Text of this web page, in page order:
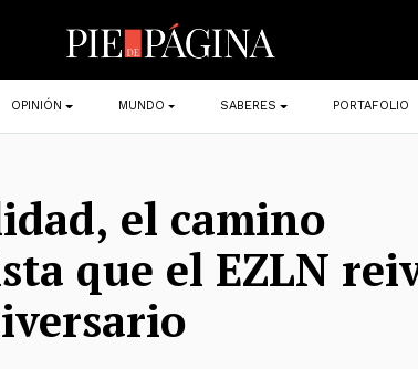
OPINIÓN MUNDO SABERES PORTAFOLIO
el camino
que el EZLN